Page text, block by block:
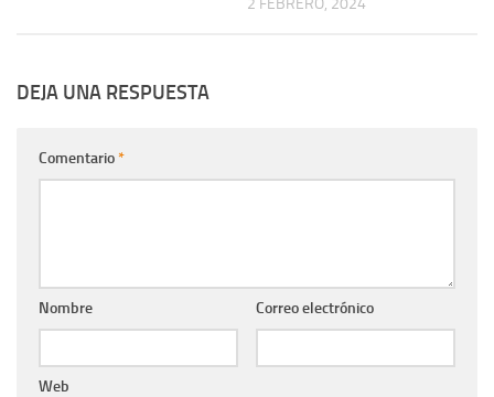
2 FEBRERO, 2024
DEJA UNA RESPUESTA
Comentario*
Nombre Correo electrónico
Web